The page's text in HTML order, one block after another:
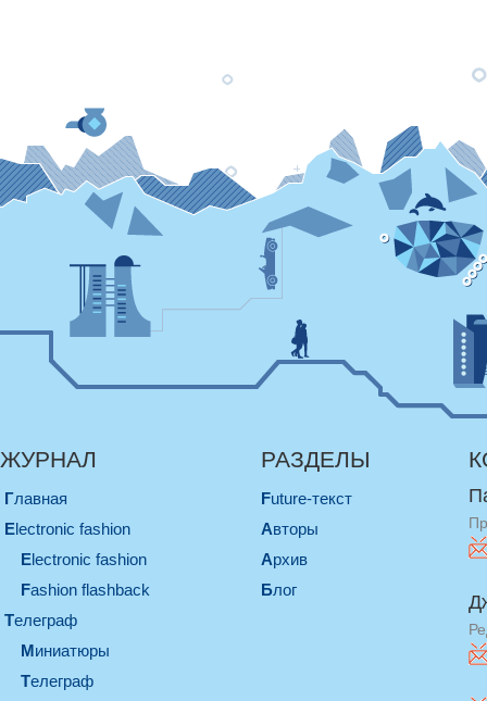
ЖУРНАЛ
Главная
electronic fashion
electronic fashion
Fashion flashback
телеграф
миниатюры
телеграф
РАЗДЕЛЫ
Future-текст
Авторы
Архив
Блог